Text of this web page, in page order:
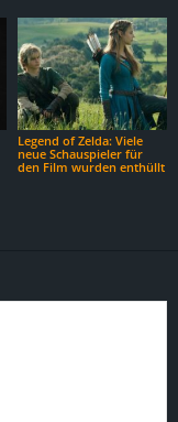
Legend of Zelda: Viele
neue Schauspieler für
den Film wurden enthüllt